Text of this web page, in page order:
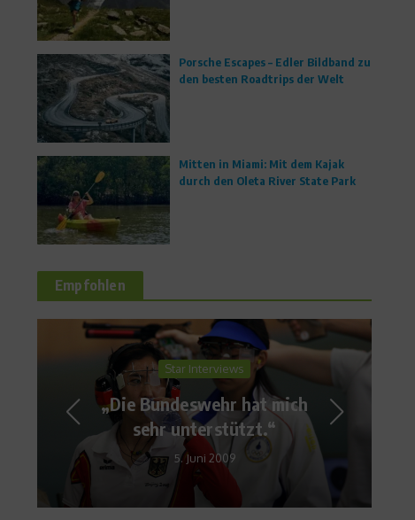
Porsche Escapes – Edler Bildband zu
den besten Roadtrips der Welt
Mitten in Miami: Mit dem Kajak
durch den Oleta River State Park
Empfohlen
Medaillenspiegel
Olympia 2010:
Medaillenspiegel Vancouver
15. Januar 2010